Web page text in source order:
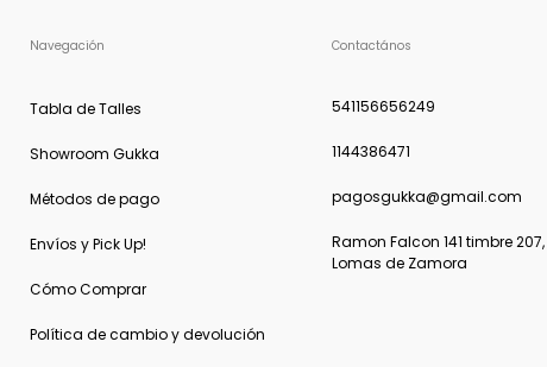
Navegación
Tabla de Talles
Showroom Gukka
Métodos de pago
Envíos y Pick Up!
Cómo Comprar
Política de cambio y devolución
Contactános
541156656249
1144386471
pagosgukka@gmail.com
Ramon Falcon 141 timbre 207,
Lomas de Zamora